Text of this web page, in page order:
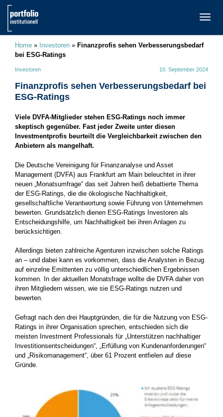
Home » Investoren » Finanzprofis sehen Verbesserungsbedarf
bei ESG-Ratings
Investoren 10. September 2024
Finanzprofis sehen Verbesserungsbedarf bei
ESG-Ratings
Viele DVFA-Mitglieder stehen ESG-Ratings noch immer
skeptisch gegenüber. Fast jeder Zweite unter diesen
Investmentprofis beurteilt die Vergleichbarkeit zwischen den
Anbietern als mangelhaft.
Die Deutsche Vereinigung für Finanzanalyse und Asset
Management (DVFA) aus Frankfurt am Main beleuchtet in ihrer
neuen „Monatsumfrage“ das seit Jahren heiß debattierte Thema
der ESG-Ratings, die die ökologische Nachhaltigkeit,
gesellschaftliche Verantwortung sowie Führung von Unternehmen
bewerten. Grundsätzlich dienen ESG-Ratings Investoren als
Entscheidungshilfe, um Nachhaltigkeit bei ihren Anlagen zu
berücksichtigen.
Allerdings bieten zahlreiche Agenturen inzwischen solche Ratings
an – und dabei kann es vorkommen, dass die Analysten in Bezug
auf einzelne Emittenten zu völlig unterschiedlichen Ergebnissen
kommen. In der aktuellen Monatsfrage wollte die DVFA daher von
ihren Mitgliedern wissen, wie sie ESG-Ratings nutzen und
bewerten.
Gefragt nach den drei Hauptgründen, die für die Nutzung von ESG-
Ratings in ihrer Organisation sprechen, entschieden sich die
meisten Investment Professionals für „Unterstützen nachhaltiger
Investitionsentscheidungen“, „Erfüllung von Kundenanforderungen“
und „Risikomanagement“, über 61 Prozent entfielen auf diese
Gründe.